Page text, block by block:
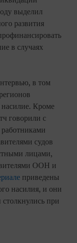
выделил
развития
в случаях
в том
Кроме
говорили с
судов
лицами,
ООН и
приведены
насилия, и они
при